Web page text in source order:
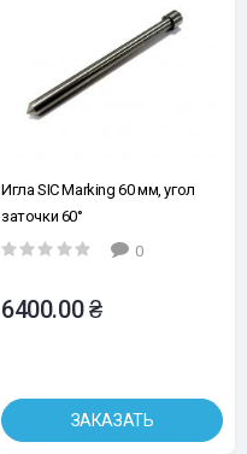
Игла SIC Marking 60 мм, угол
заточки 60°
0
6400.00 ₴
ЗАКАЗАТЬ